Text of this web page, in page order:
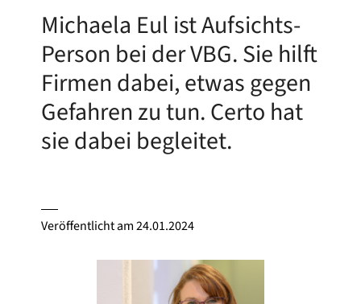
Michaela Eul ist Aufsichts-
Person bei der VBG. Sie hilft
Firmen dabei, etwas gegen
Gefahren zu tun. Certo hat
sie dabei begleitet.
Veröffentlicht am24.01.2024